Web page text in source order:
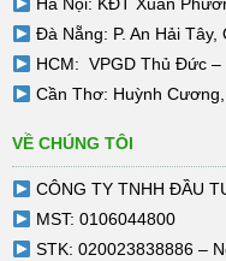
Hà Nội: KĐT Xuân
Đà Nẵng: P. An Hải
HCM: VPGD Thủ Đức –
Cần Thơ: Huỳnh
VỀ CHÚNG TÔI
CÔNG TY TNHH ĐẦU
MST: 0106044800
STK: 020023838886 –